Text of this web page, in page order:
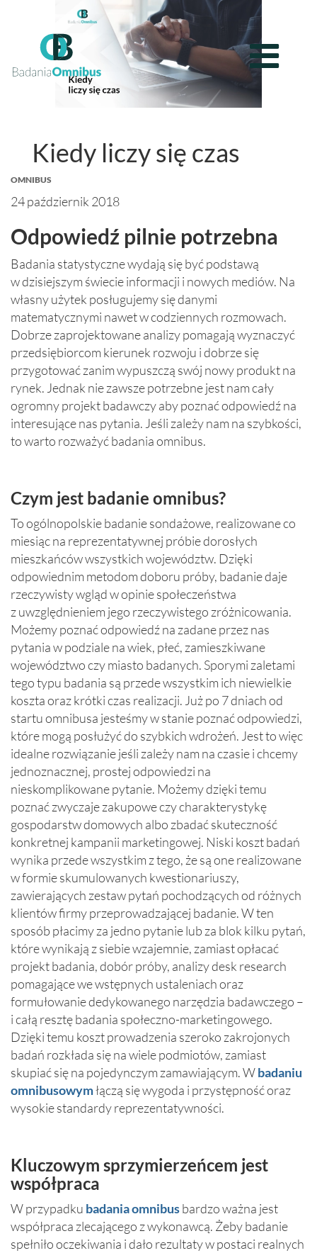
Kiedy liczy się czas
OMNIBUS
24 październik 2018
Odpowiedź pilnie potrzebna
Badania statystyczne wydają się być podstawą
w dzisiejszym świecie informacji i nowych mediów. Na
własny użytek posługujemy się danymi
matematycznymi nawet w codziennych rozmowach.
Dobrze zaprojektowane analizy pomagają wyznaczyć
przedsiębiorcom kierunek rozwoju i dobrze się
przygotować zanim wypuszczą swój nowy produkt na
rynek. Jednak nie zawsze potrzebne jest nam cały
ogromny projekt badawczy aby poznać odpowiedź na
interesujące nas pytania. Jeśli zależy nam na szybkości,
to warto rozważyć badania omnibus.
Czym jest badanie omnibus?
To ogólnopolskie badanie sondażowe, realizowane co
miesiąc na reprezentatywnej próbie dorosłych
mieszkańców wszystkich województw. Dzięki
odpowiednim metodom doboru próby, badanie daje
rzeczywisty wgląd w opinie społeczeństwa
z uwzględnieniem jego rzeczywistego zróżnicowania.
Możemy poznać odpowiedź na zadane przez nas
pytania w podziale na wiek, płeć, zamieszkiwane
województwo czy miasto badanych. Sporymi zaletami
tego typu badania są przede wszystkim ich niewielkie
koszta oraz krótki czas realizacji. Już po 7 dniach od
startu omnibusa jesteśmy w stanie poznać odpowiedzi,
które mogą posłużyć do szybkich wdrożeń. Jest to więc
idealne rozwiązanie jeśli zależy nam na czasie i chcemy
jednoznacznej, prostej odpowiedzi na
nieskomplikowane pytanie. Możemy dzięki temu
poznać zwyczaje zakupowe czy charakterystykę
gospodarstw domowych albo zbadać skuteczność
konkretnej kampanii marketingowej. Niski koszt badań
wynika przede wszystkim z tego, że są one realizowane
w formie skumulowanych kwestionariuszy,
zawierających zestaw pytań pochodzących od różnych
klientów firmy przeprowadzającej badanie. W ten
sposób płacimy za jedno pytanie lub za blok kilku pytań,
które wynikają z siebie wzajemnie, zamiast opłacać
projekt badania, dobór próby, analizy desk research
pomagające we wstępnych ustaleniach oraz
formułowanie dedykowanego narzędzia badawczego –
i całą resztę badania społeczno-marketingowego.
Dzięki temu koszt prowadzenia szeroko zakrojonych
badań rozkłada się na wiele podmiotów, zamiast
skupiać się na pojedynczym zamawiającym. Wbadaniu
omnibusowymłączą się wygoda i przystępność oraz
wysokie standardy reprezentatywności.
Kluczowym sprzymierzeńcem jest
współpraca
W przypadku badania omnibusbardzo ważna jest
współpraca zlecającego z wykonawcą. Żeby badanie
spełniło oczekiwania i dało rezultaty w postaci realnych